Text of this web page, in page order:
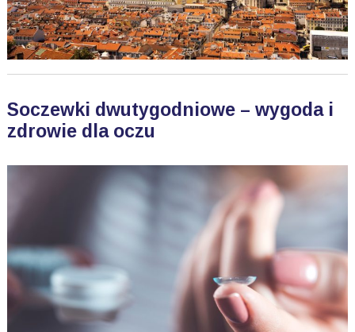
Soczewki dwutygodniowe – wygoda i
zdrowie dla oczu